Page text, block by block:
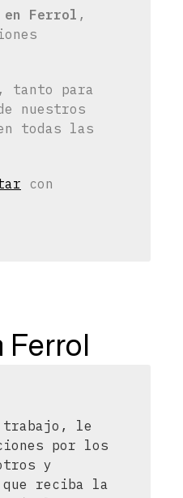
en Ferrol ,
tanto para
nuestros
todas las
con
Ferrol
trabajo, le
por los
y
que reciba la